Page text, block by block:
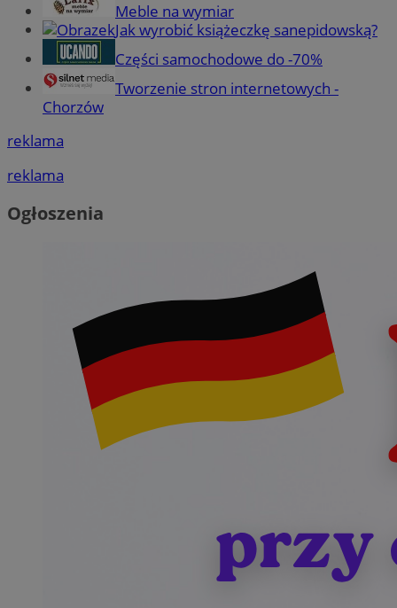
Meble na wymiar
Jak wyrobić książeczkę sanepidowską?
Części samochodowe do -70%
Tworzenie stron internetowych -
Chorzów
reklama
reklama
Ogłoszenia